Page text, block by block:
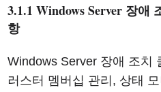
3.1.1 Windows Server 장애
항
Windows Server 장애 조치
러스터 멤버십 관리, 상태